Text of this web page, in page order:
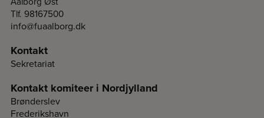
Tlf. 98167500
info@fuaalborg.dk
Kontakt
Sekretariat
Kontakt komiteer i Nordjylland
Brønderslev
Frederikshavn